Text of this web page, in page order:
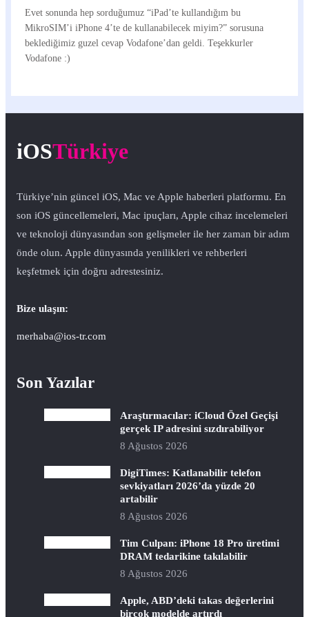
Evet sonunda hep sorduğumuz “iPad’te kullandığım bu
MikroSIM’i iPhone 4’te de kullanabilecek miyim?” sorusuna
beklediğimiz guzel cevap Vodafone’dan geldi. Teşekkurler
Vodafone :)
iOSTürkiye
Türkiye’nin güncel iOS, Mac ve Apple haberleri platformu. En
son iOS güncellemeleri, Mac ipuçları, Apple cihaz incelemeleri
ve teknoloji dünyasından son gelişmeler ile her zaman bir adım
önde olun. Apple dünyasında yenilikleri ve rehberleri
keşfetmek için doğru adrestesiniz.
Bize ulaşın:
merhaba@ios-tr.com
Son Yazılar
Araştırmacılar: iCloud Özel Geçişi
gerçek IP adresini sızdırabiliyor
8 Ağustos 2026
DigiTimes: Katlanabilir telefon
sevkiyatları 2026’da yüzde 20
artabilir
8 Ağustos 2026
Tim Culpan: iPhone 18 Pro üretimi
DRAM tedarikine takılabilir
8 Ağustos 2026
Apple, ABD’deki takas değerlerini
birçok modelde artırdı